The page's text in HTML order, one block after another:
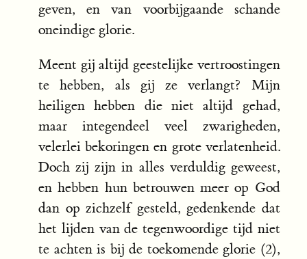
geven, en van voorbijgaande schande
oneindige glorie.
Meent gij altijd geestelijke vertroostingen
te hebben, als gij ze verlangt? Mijn
heiligen hebben die niet altijd gehad,
maar integendeel veel zwarigheden,
velerlei bekoringen en grote verlatenheid.
Doch zij zijn in alles verduldig geweest,
en hebben hun betrouwen meer op God
dan op zichzelf gesteld, gedenkende dat
het lijden van de tegenwoordige tijd niet
te achten is bij de toekomende glorie (2),